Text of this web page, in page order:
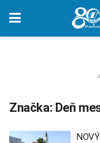
Značka: Deň